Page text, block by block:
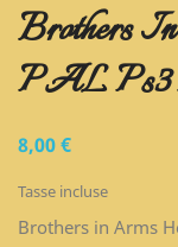
Brothers
PAL Ps3
8,00 €
Tasse incluse
Brothers in Arms